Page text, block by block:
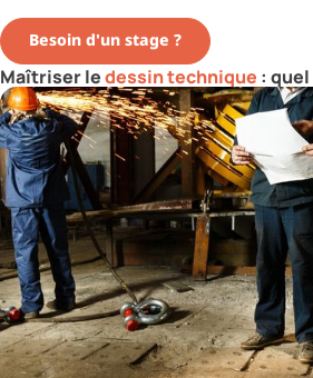
Besoin d'un stage ?
Maîtriser ledessin technique :